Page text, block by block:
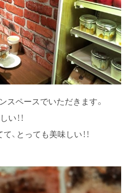
スペースでいただきます。
！！
、とっても美味しい！！